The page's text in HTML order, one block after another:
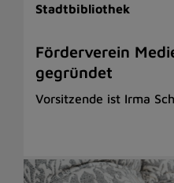
Stadtbibliothek
Förderverein
gegründet
Vorsitzende ist Irma